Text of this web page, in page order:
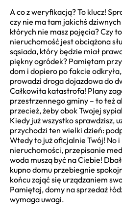
A co z weryfikacją? To klucz!
czy nie ma tam jakichś
których nie masz pojęcia? Czy
nieruchomość jest obciążona
sąsiada, który będzie miał
piękny ogródek? Pamiętam
dom i dopiero po fakcie
prowadzi droga dojazdowa do
Całkowita katastrofa! Plany
przestrzennego gminy – to też
przecież, żeby obok Twojej
Kiedy już wszystko sprawdzisz,
przychodzi ten wielki dzień:
Wtedy to już oficjalnie Twój! No
nieruchomości, przepisanie
woda muszą być na Ciebie!
kupno domu przebiegnie
końcu zająć się urządzaniem
Pamiętaj, domy na sprzedaż
wymaga uwagi.